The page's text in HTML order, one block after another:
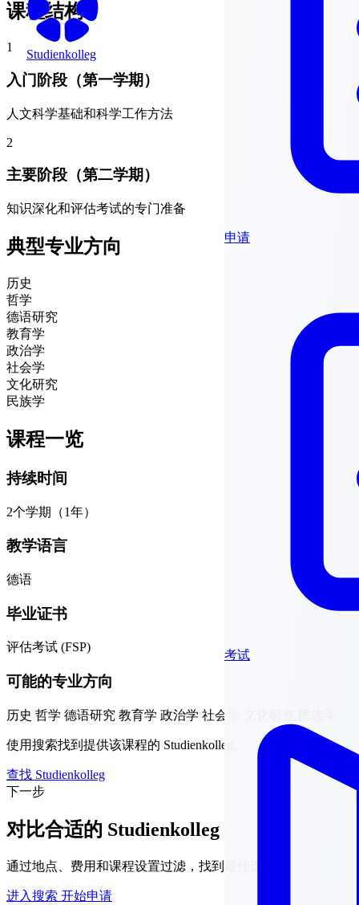
Studienkolleg
申请
考试
课程结构
1
入门阶段（第一学期）
人文科学基础和科学工作方法
2
主要阶段（第二学期）
知识深化和评估考试的专门准备
典型专业方向
历史
哲学
德语研究
教育学
政治学
社会学
文化研究
民族学
课程一览
持续时间
2个学期（1年）
教学语言
德语
毕业证书
评估考试 (FSP)
可能的专业方向
历史 哲学 德语研究 教育学 政治学 社会学
使用搜索找到提供该课程的 Studienkolleg。
查找 Studienkolleg
下一步
对比合适的 Studienkolleg
通过地点、费用和课程设置过滤，找到最佳选择。
进入搜索 开始申请